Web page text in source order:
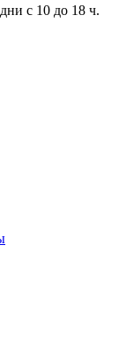
с 10 до 18 ч.